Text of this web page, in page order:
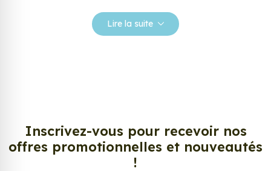
répondre à vos attentes, laissez vous inspirer parmi
notre large gamme de stickers.
d’adhésifs ou de vinyle, sont tendances et très
populaires pour décorer votre intérieur ou votre
Lire la suite
Inscrivez-vous pour recevoir nos
offres promotionnelles et nouveautés
!